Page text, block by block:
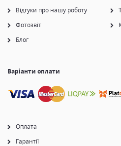
Відгуки про нашу роботу
Фотозвіт
Блог
Оплата
Гарантії
Варіанти оплати